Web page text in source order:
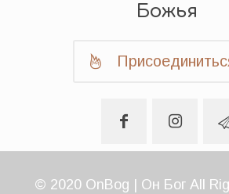
Божья
© 2020 OnBog | Он Бог All